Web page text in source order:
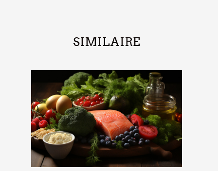
SIMILAIRE